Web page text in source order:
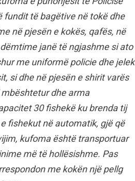
fundit të bagëtive në tokë dhe
në pjesën e kokës, qafës, në
janë të ngjashme si ato
me uniformë policie dhe jelek
si dhe në pjesën e shirit varës
dhe arma
30 fishekë ku brenda tij
fishekut në automatik, gjë që
kufoma është transportuar
më të hollësishme. Pas
me kokën një pellg